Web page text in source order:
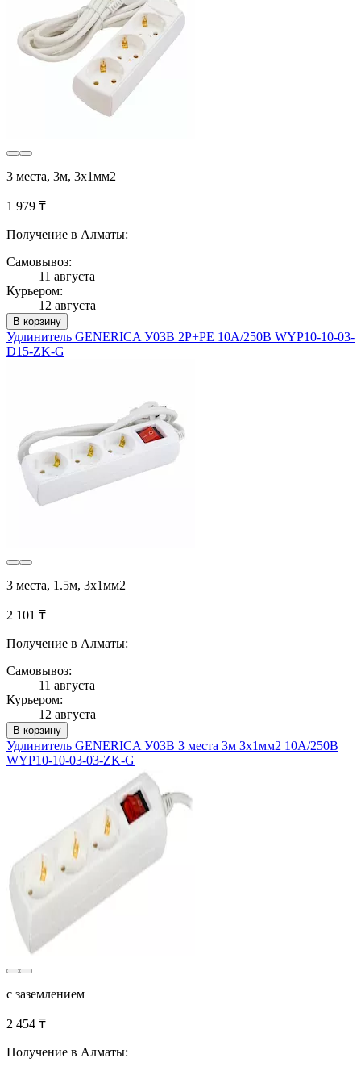
3 места, 3м, 3х1мм2
1 979 ₸
Получение в Алматы:
Самовывоз:
11 августа
Курьером:
12 августа
В корзину
Удлинитель GENERICA У03В 2P+PE 10А/250В WYP10-10-03-
D15-ZK-G
3 места, 1.5м, 3х1мм2
2 101 ₸
Получение в Алматы:
Самовывоз:
11 августа
Курьером:
12 августа
В корзину
Удлинитель GENERICA У03В 3 места 3м 3х1мм2 10А/250В
WYP10-10-03-03-ZK-G
с заземлением
2 454 ₸
Получение в Алматы: